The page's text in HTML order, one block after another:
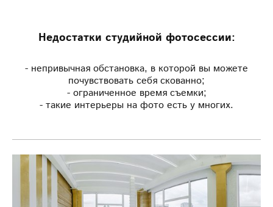
Недостатки студийной фотосессии:
- непривычная обстановка, в которой вы можете
почувствовать себя скованно;
- ограниченное время съемки;
- такие интерьеры на фото есть у многих.